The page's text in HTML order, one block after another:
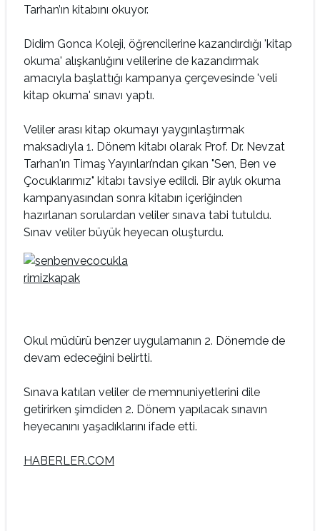
Tarhan’ın kitabını okuyor.
Didim Gonca Koleji, öğrencilerine kazandırdığı 'kitap
okuma' alışkanlığını velilerine de kazandırmak
amacıyla başlattığı kampanya çerçevesinde 'veli
kitap okuma' sınavı yaptı.
Veliler arası kitap okumayı yaygınlaştırmak
maksadıyla 1. Dönem kitabı olarak Prof. Dr. Nevzat
Tarhan'ın Timaş Yayınları’ndan çıkan "Sen, Ben ve
Çocuklarımız" kitabı tavsiye edildi. Bir aylık okuma
kampanyasından sonra kitabın içeriğinden
hazırlanan sorulardan veliler sınava tabi tutuldu.
Sınav veliler büyük heyecan oluşturdu.
Okul müdürü benzer uygulamanın 2. Dönemde de
devam edeceğini belirtti.
Sınava katılan veliler de memnuniyetlerini dile
getirirken şimdiden 2. Dönem yapılacak sınavın
heyecanını yaşadıklarını ifade etti.
HABERLER.COM